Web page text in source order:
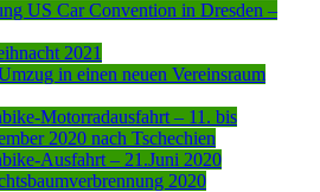
US Car Convention in Dresden –
2021
in einen neuen Vereinsraum
Motorradausfahrt – 11. bis
2020 nach Tschechien
Ausfahrt – 21.Juni 2020
2020